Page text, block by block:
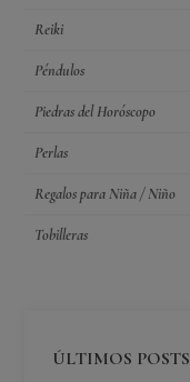
Reiki
Péndulos
Piedras del Horóscopo
Perlas
Regalos para Niña / Niño
Tobilleras
ÚLTIMOS POSTS